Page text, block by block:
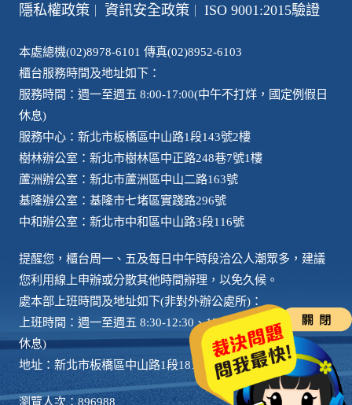
隱私權政策 資訊安全政策 ISO 9001:2015驗證
本處總機(02)8978-6101 傳真(02)8952-6103
櫃台服務時間及地址如下：
服務時間：週一至週五 8:00-17:00(中午不打烊，國定例假日
休息)
服務中心：新北市板橋區中山路1段143號2樓
樹林辦公室：新北市樹林區中正路248巷7號1樓
蘆洲辦公室：新北市蘆洲區中山二路163號
基隆辦公室：基隆市七堵區實踐路296號
中和辦公室：新北市中和區中山路3段116號
提醒您，櫃台周一、五及每日中午時段洽公人潮眾多，建議
您利用線上申辦或分散其他時間辦理，以免久候。
處本部上班時間及地址如下(非對外辦公處所)：
上班時間：週一至週五 8:30-12:30、13:30-17:30 (國定例假日
休息)
地址：新北市板橋區中山路1段181號2樓
瀏覽人次：896988